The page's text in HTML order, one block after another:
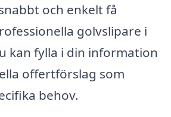
och enkelt få
golvslipare i
kan fylla i din information
offertförslag som
behov.